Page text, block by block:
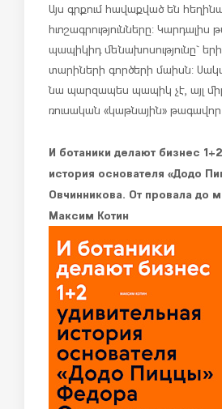
Այս գրքում հավաքված են
հւոշագրությունները: Կարդալիս
պապիկիդ մենախոսությունը`
տարիների գործերի մաիսն:
նա պարզապես պապիկ չէ, այլ
ռուսական «կաթնային»
И ботаники делают бизнес
история основателя «Додо
Овчинникова. От провала до
Максим Котин